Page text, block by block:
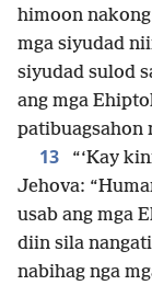
himoon
mga siyudad
siyudad sulod
ang mga
patibuagsahon
13
“‘Kay
Jehova:
usab ang mga
diin sila
nabihag nga